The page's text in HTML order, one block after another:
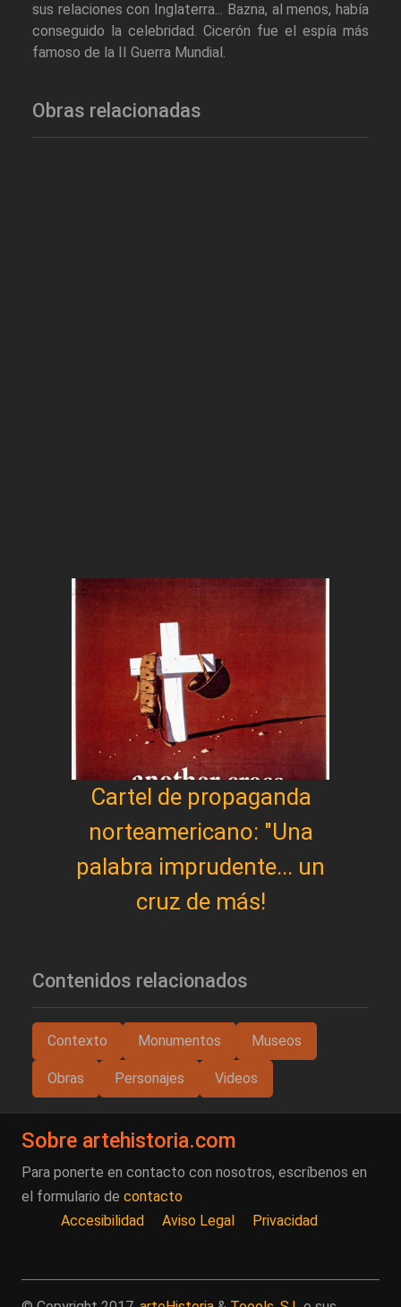
sus relaciones con Inglaterra... Bazna, al menos, había
conseguido la celebridad. Cicerón fue el espía más
famoso de la II Guerra Mundial.
Obras relacionadas
Cartel de propaganda
norteamericano: "Una
palabra imprudente... un
cruz de más!
Contenidos relacionados
Contexto Monumentos Museos
Obras Personajes Videos
Sobre artehistoria.com
Para ponerte en contacto con nosotros, escríbenos en
el formulario de contacto
Accesibilidad
Aviso Legal Privacidad